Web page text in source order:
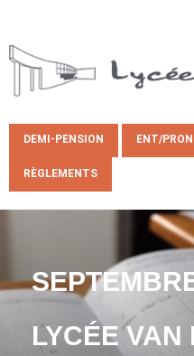
DEMI-PENSION ENT/
RÈGLEMENTS
LYCÉE VAN